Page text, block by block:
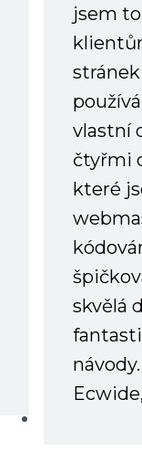
jsem
vlastní
čtyřmi
které
skvělá